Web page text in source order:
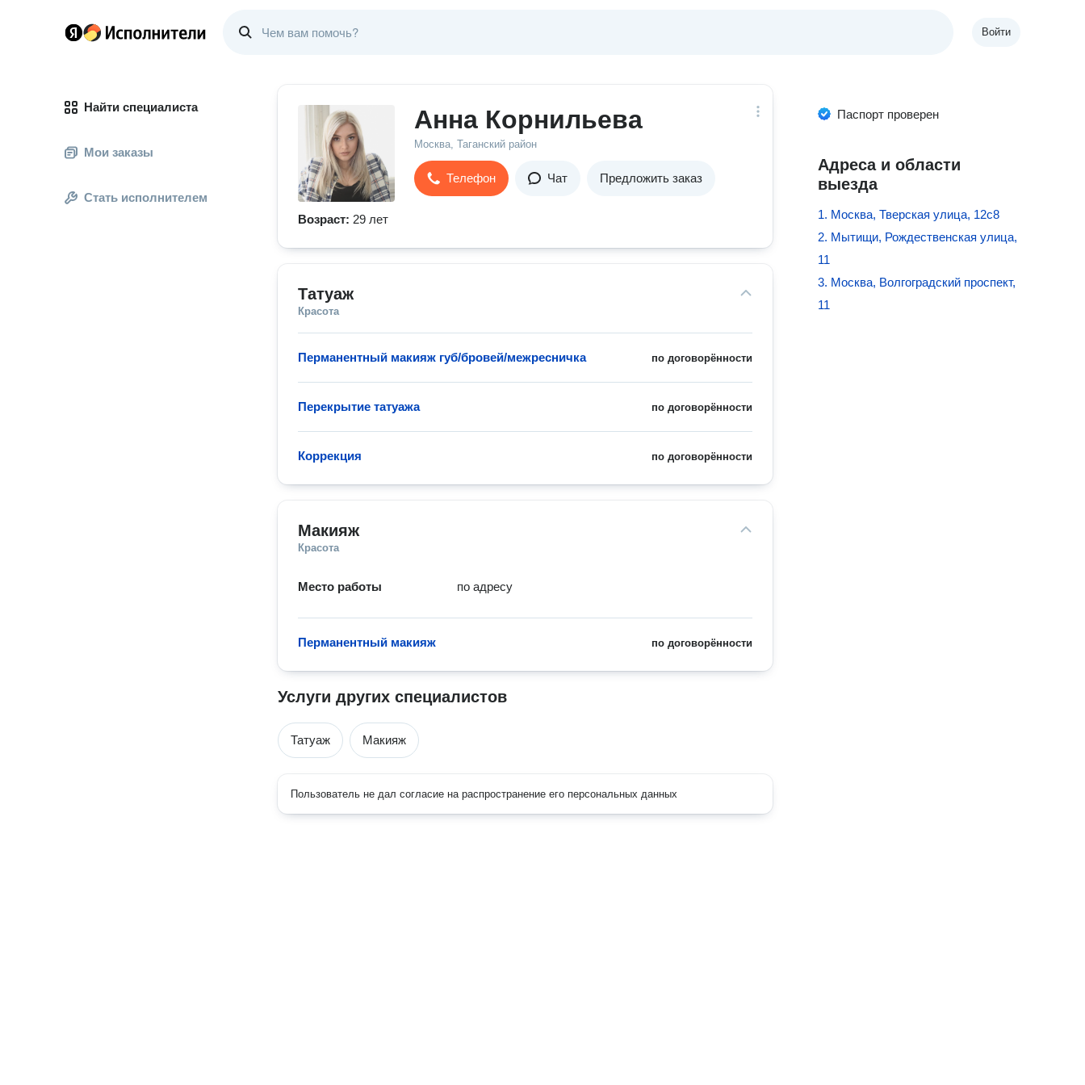
Войти
Найти специалиста
Мои заказы
Стать исполнителем
Анна Корнильева
Москва, Таганский район
Телефон Чат Предложить заказ
Возраст: 29 лет
Татуаж
Красота
по договорённости
Перманентный макияж губ/бровей/межресничка
по договорённости
Перекрытие татуажа
по договорённости
Коррекция
Макияж
Красота
Место работы по адресу
по договорённости
Перманентный макияж
Услуги других специалистов
Татуаж Макияж
Пользователь не дал согласие на распространение его персональных данных
Паспорт проверен
Адреса и области
выезда
1. Москва, Тверская улица, 12с8
2. Мытищи, Рождественская улица,
11
3. Москва, Волгоградский проспект,
11